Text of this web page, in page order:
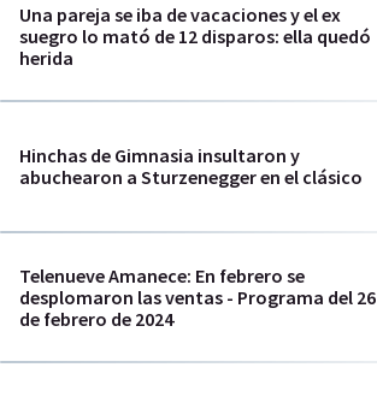
Una pareja se iba de vacaciones y el ex
suegro lo mató de 12 disparos: ella quedó
herida
Hinchas de Gimnasia insultaron y
abuchearon a Sturzenegger en el clásico
Telenueve Amanece: En febrero se
desplomaron las ventas - Programa del 26
de febrero de 2024